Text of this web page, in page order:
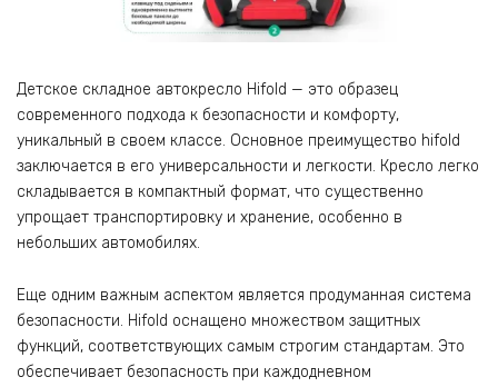
Детское складное автокресло Hifold — это образец
современного подхода к безопасности и комфорту,
уникальный в своем классе. Основное преимущество hifold
заключается в его универсальности и легкости. Кресло легко
складывается в компактный формат, что существенно
упрощает транспортировку и хранение, особенно в
небольших автомобилях.
Еще одним важным аспектом является продуманная система
безопасности. Hifold оснащено множеством защитных
функций, соответствующих самым строгим стандартам. Это
обеспечивает безопасность при каждодневном